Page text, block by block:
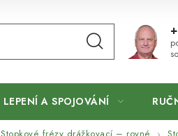
LEPENÍ A SPOJOVÁNÍ